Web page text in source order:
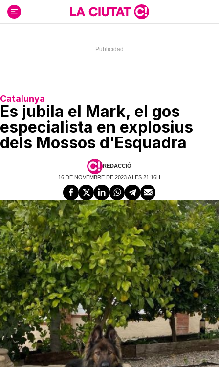
contenido
Catalunya
Es jubila el Mark, el gos
especialista en explosius
dels Mossos d'Esquadra
REDACCIÓ
16 DE NOVEMBRE DE 2023 A LES 21:16H